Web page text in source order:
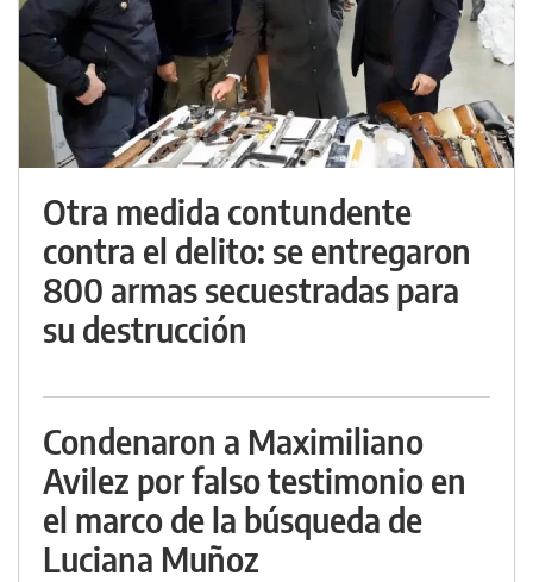
Otra medida contundente
contra el delito: se entregaron
800 armas secuestradas para
su destrucción
Condenaron a Maximiliano
Avilez por falso testimonio en
el marco de la búsqueda de
Luciana Muñoz